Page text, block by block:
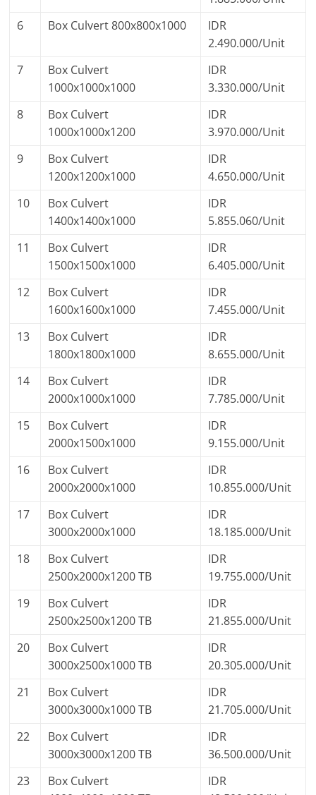
6
Box Culvert 800x800x1000
IDR
2.490.000/Unit
7
Box Culvert
1000x1000x1000
IDR
3.330.000/Unit
8
Box Culvert
1000x1000x1200
IDR
3.970.000/Unit
9
Box Culvert
1200x1200x1000
IDR
4.650.000/Unit
10
Box Culvert
1400x1400x1000
IDR
5.855.060/Unit
11
Box Culvert
1500x1500x1000
IDR
6.405.000/Unit
12
Box Culvert
1600x1600x1000
IDR
7.455.000/Unit
13
Box Culvert
1800x1800x1000
IDR
8.655.000/Unit
14
Box Culvert
2000x1000x1000
IDR
7.785.000/Unit
15
Box Culvert
2000x1500x1000
IDR
9.155.000/Unit
16
Box Culvert
2000x2000x1000
IDR
10.855.000/Unit
17
Box Culvert
3000x2000x1000
IDR
18.185.000/Unit
18
Box Culvert
2500x2000x1200 TB
IDR
19.755.000/Unit
19
Box Culvert
2500x2500x1200 TB
IDR
21.855.000/Unit
20
Box Culvert
3000x2500x1000 TB
IDR
20.305.000/Unit
21
Box Culvert
3000x3000x1000 TB
IDR
21.705.000/Unit
22
Box Culvert
3000x3000x1200 TB
IDR
36.500.000/Unit
23
Box Culvert
IDR